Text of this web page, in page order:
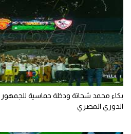
بكاء محمد شحاتة ودخلة حماسية للجمهور
الدوري المصري